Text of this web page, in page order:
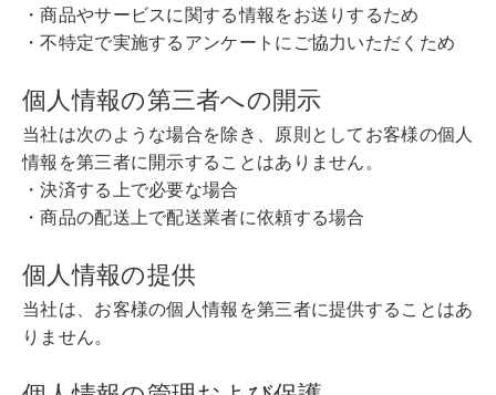
・商品やサービスに関する情報をお送りするため
・不特定で実施するアンケートにご協力いただくため
個人情報の第三者への開示
当社は次のような場合を除き、原則としてお客様の個人
情報を第三者に開示することはありません。
・決済する上で必要な場合
・商品の配送上で配送業者に依頼する場合
個人情報の提供
当社は、お客様の個人情報を第三者に提供することはあ
りません。